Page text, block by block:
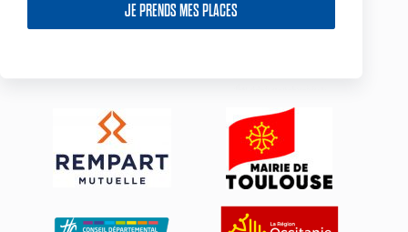
JE PRENDS MES PLACES